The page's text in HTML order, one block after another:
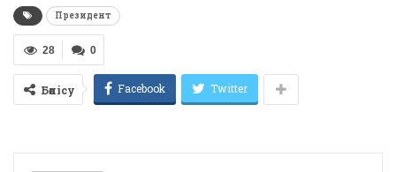
Президент
0
28
Бөлісу Facebook Twitter